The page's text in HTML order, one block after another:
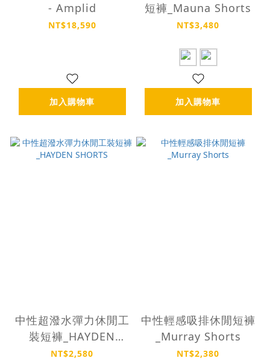
- Amplid
NT$18,590
加入購物車
短褲_Mauna Shorts
NT$3,480
加入購物車
中性超潑水彈力休閒工
裝短褲_HAYDEN
SHORTS
NT$2,580
中性輕感吸排休閒短褲
_Murray Shorts
NT$2,380